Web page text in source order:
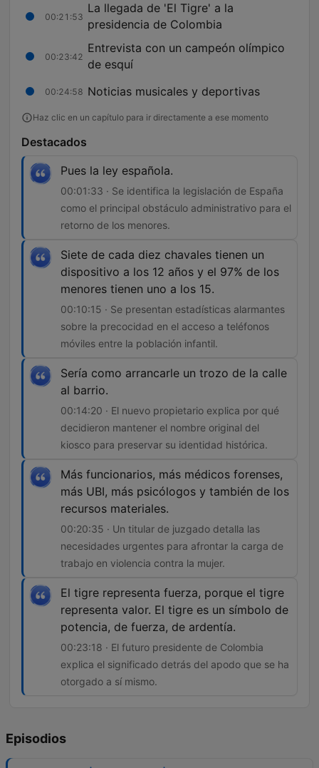
00:21:53
La llegada de 'El Tigre' a la
presidencia de Colombia
00:23:42
Entrevista con un campeón olímpico
de esquí
00:24:58 Noticias musicales y deportivas
Haz clic en un capítulo para ir directamente a ese momento
Destacados
Pues la ley española.
00:01:33 · Se identifica la legislación de España
como el principal obstáculo administrativo para el
retorno de los menores.
Siete de cada diez chavales tienen un
dispositivo a los 12 años y el 97% de los
menores tienen uno a los 15.
00:10:15 · Se presentan estadísticas alarmantes
sobre la precocidad en el acceso a teléfonos
móviles entre la población infantil.
Sería como arrancarle un trozo de la calle
al barrio.
00:14:20 · El nuevo propietario explica por qué
decidieron mantener el nombre original del
kiosco para preservar su identidad histórica.
Más funcionarios, más médicos forenses,
más UBI, más psicólogos y también de los
recursos materiales.
00:20:35 · Un titular de juzgado detalla las
necesidades urgentes para afrontar la carga de
trabajo en violencia contra la mujer.
El tigre representa fuerza, porque el tigre
representa valor. El tigre es un símbolo de
potencia, de fuerza, de ardentía.
00:23:18 · El futuro presidente de Colombia
explica el significado detrás del apodo que se ha
otorgado a sí mismo.
Episodios